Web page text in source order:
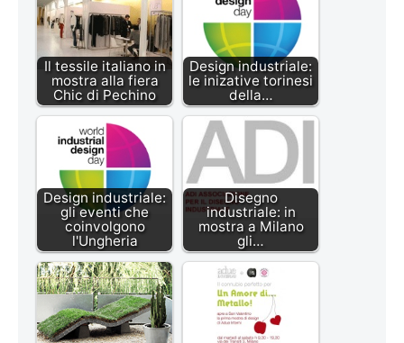
Il tessile italiano in
mostra alla fiera
Chic di Pechino
Design industriale:
le inizative torinesi
della…
Design industriale:
gli eventi che
coinvolgono
l'Ungheria
Disegno
industriale: in
mostra a Milano
gli…